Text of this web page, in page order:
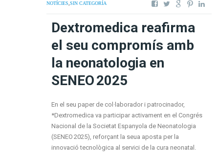
NOTÍCIES SIN CATEGORÍA
Dextromedica reafirma
el seu compromís amb
la neonatologia en
SENEO 2025
En el seu paper de col·laborador i patrocinador,
*Dextromedica va participar activament en el Congrés
Nacional de la Societat Espanyola de Neonatologia
(SENEO 2025), reforçant la seua aposta per la
innovació tecnològica al servici de la cura neonatal.